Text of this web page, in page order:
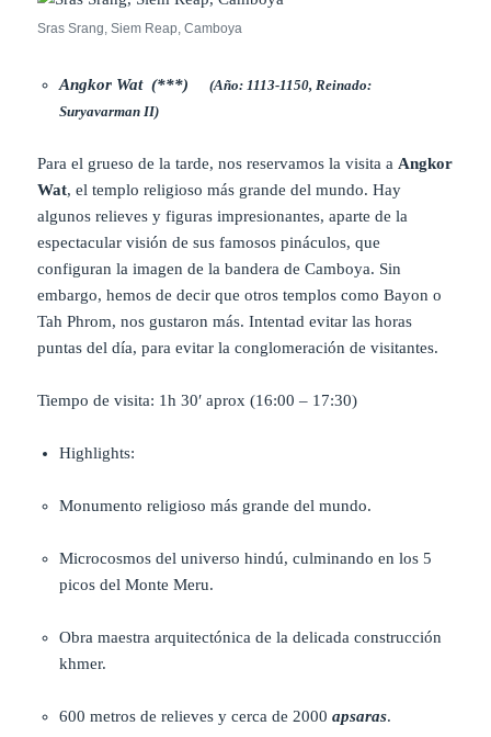
Sras Srang, Siem Reap, Camboya
Angkor Wat (***)
(Año: 1113-1150, Reinado:
Suryavarman II)
Para el grueso de la tarde, nos reservamos la visita a Angkor
Wat, el templo religioso más grande del mundo. Hay
algunos relieves y figuras impresionantes, aparte de la
espectacular visión de sus famosos pináculos, que
configuran la imagen de la bandera de Camboya. Sin
embargo, hemos de decir que otros templos como Bayon o
Tah Phrom, nos gustaron más. Intentad evitar las horas
puntas del día, para evitar la conglomeración de visitantes.
Tiempo de visita: 1h 30′ aprox (16:00 – 17:30)
Highlights:
Monumento religioso más grande del mundo.
Microcosmos del universo hindú, culminando en los 5
picos del Monte Meru.
Obra maestra arquitectónica de la delicada construcción
khmer.
600 metros de relieves y cerca de 2000apsaras.